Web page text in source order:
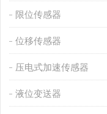
限位传感器
位移传感器
压电式加速传感器
液位变送器